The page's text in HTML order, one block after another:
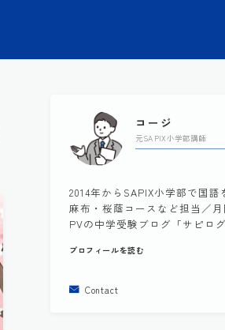
コージ
元SAPIX小学部講師
2014年からSAPIX小学部で国語
麻布・桜蔭コースなど担当／月
PVの中学受験ブログ「サピロ
プロフィールを読む
Contact